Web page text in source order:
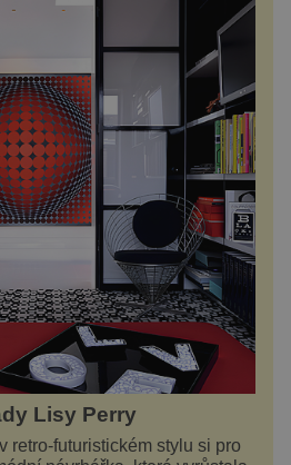
Lisy Perry
retro-futuristickém stylu si pro